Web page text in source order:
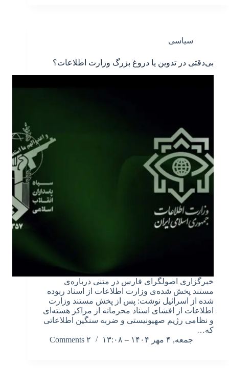
سیاسی
بی‌دقتی در تدوین یا دروغ بزرگ وزارت اطلاعات؟
خبرگزاری اصولگرای فارس در متنی درباره‌ی
مستند پخش شده‌ی وزارت اطلاعات از اسناد ربوده
شده از اسرائیل نوشت: پس از پخش مستند وزارت
اطلاعات از افشای اسناد محرمانه از مراکز هسته‌ای
و نظامی رژیم صهیونیستی و ضربه سنگین اطلاعاتی
که…
جمعه, ۴ مهر ۱۴۰۴ – ۱۳:۰۸
۲ Comments